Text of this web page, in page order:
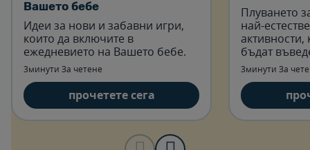
Вашето бебе
Идеи за нови и забавни игри,
които да включите в
ежедневието на Вашето бебе.
3минути За четене
прочетете сега
Плуването
най-
активности,
бъдат
месеци от
3минути За